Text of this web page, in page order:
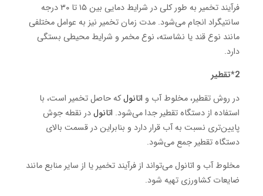
فرآیند تخمیر به طور کلی در شرایط دمایی بین ۱۵ تا ۳۰ درجه
سانتیگراد انجام می‌شود. مدت زمان تخمیر نیز به عوامل مختلفی
مانند نوع قند یا نشاسته، نوع مخمر و شرایط محیطی بستگی
دارد.
2*تقطیر
در روش تقطیر، مخلوط آب و اتانولکه حاصل تخمیر است، با
استفاده از دستگاه تقطیر جدا می‌شود. اتانولدر نقطه جوش
پایین‌تری نسبت به آب قرار دارد و بنابراین در قسمت بالای
دستگاه تقطیر جمع می‌شود.
مخلوط آب و اتانول می‌تواند از فرآیند تخمیر یا از سایر منابع مانند
ضایعات کشاورزی تهیه شود.